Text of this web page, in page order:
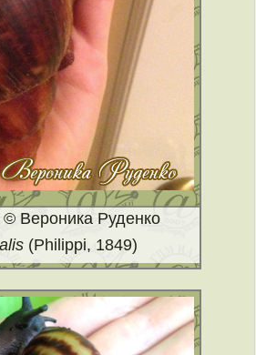
Вероника Руденко
(Philippi, 1849)